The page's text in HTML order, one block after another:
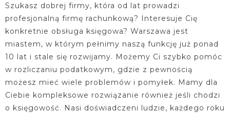
Szukasz dobrej firmy, która od lat prowadzi
profesjonalną firmę rachunkową? Interesuje Cię
konkretnie obsługa księgowa? Warszawa jest
miastem, w którym pełnimy naszą funkcję już ponad
10 lat i stale się rozwijamy. Możemy Ci szybko pomóc
w rozliczaniu podatkowym, gdzie z pewnością
możesz mieć wiele problemów i pomyłek. Mamy dla
Ciebie kompleksowe rozwiązanie również jeśli chodzi
o księgowość. Nasi doświadczeni ludzie, każdego roku